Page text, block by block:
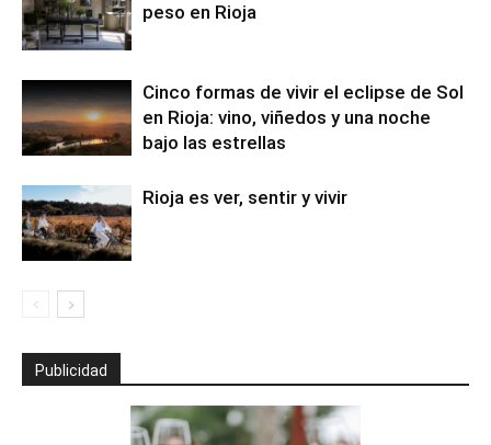
peso en Rioja
Cinco formas de vivir el eclipse de Sol
en Rioja: vino, viñedos y una noche
bajo las estrellas
Rioja es ver, sentir y vivir
Publicidad